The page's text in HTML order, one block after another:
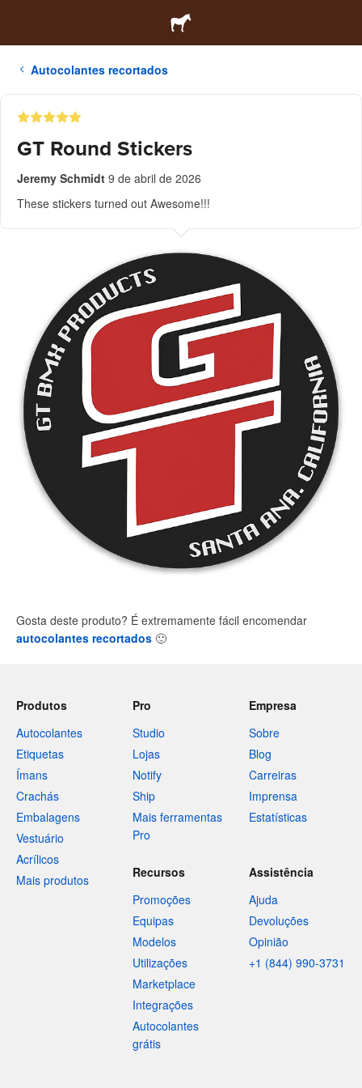
Autocolantes recortados
GT Round Stickers
Jeremy Schmidt 9 de abril de 2026
These stickers turned out Awesome!!!
Gosta deste produto? É extremamente fácil encomendar
autocolantes recortados 🙂
Produtos
Autocolantes
Etiquetas
Ímans
Crachás
Embalagens
Vestuário
Acrílicos
Mais produtos
Pro
Studio
Lojas
Notify
Ship
Mais ferramentas
Pro
Empresa
Sobre
Blog
Carreiras
Imprensa
Estatísticas
Recursos
Promoções
Equipas
Modelos
Utilizações
Marketplace
Integrações
Autocolantes
grátis
Assistência
Ajuda
Devoluções
Opinião
+1 (844) 990-3731